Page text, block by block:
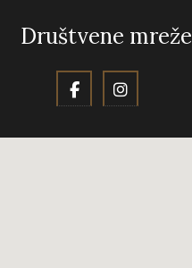
Društvene mreže